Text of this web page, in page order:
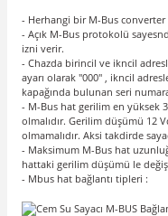
- Herhangi bir M-Bus converter
- Açık M-Bus protokolü
izni verir.
- Chazda birincil ve ikncil
ayarı olarak "000" , ikncil
kapağında bulunan seri
- M-Bus hat gerilim en yüksek
olmalıdır. Gerilim düşümü 12
olmamalıdır. Aksi takdirde
- Maksimum M-Bus hat
hattaki gerilim düşümü le
- Mbus hat bağlantı tipleri :